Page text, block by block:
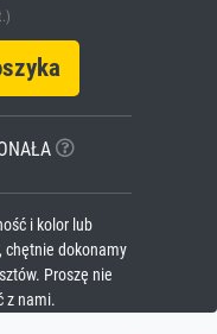
i kolor lub
chętnie dokonamy
Proszę nie
z nami.